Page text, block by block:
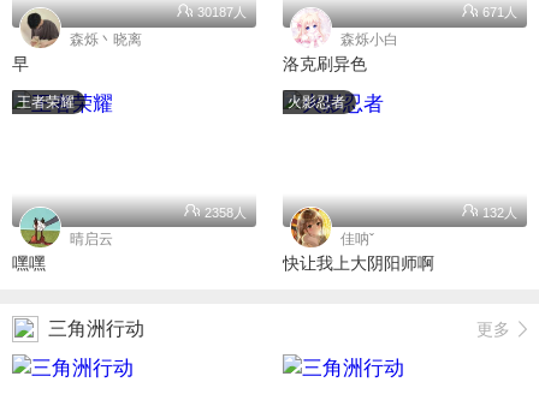
30187人
森烁丶晓离
早
671人
森烁小白
洛克刷异色
王者荣耀
2358人
晴启云
嘿嘿
火影忍者
132人
佳呐ˇ
快让我上大阴阳师啊
三角洲行动 更多